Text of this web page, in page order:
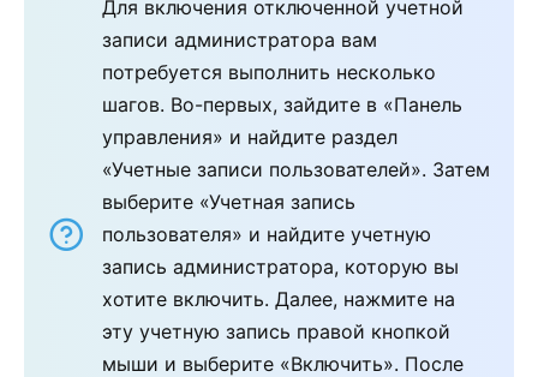
Для включения отключенной учетной
записи администратора вам
потребуется выполнить несколько
шагов. Во-первых, зайдите в «Панель
управления» и найдите раздел
«Учетные записи пользователей». Затем
выберите «Учетная запись
пользователя» и найдите учетную
запись администратора, которую вы
хотите включить. Далее, нажмите на
эту учетную запись правой кнопкой
мыши и выберите «Включить». После